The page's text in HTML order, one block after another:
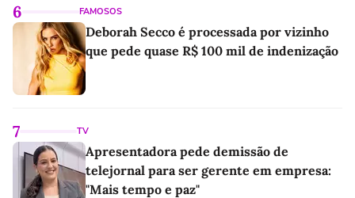
6 FAMOSOS
Deborah Secco é processada por vizinho
que pede quase R$ 100 mil de indenização
7 TV
Apresentadora pede demissão de
telejornal para ser gerente em empresa:
"Mais tempo e paz"